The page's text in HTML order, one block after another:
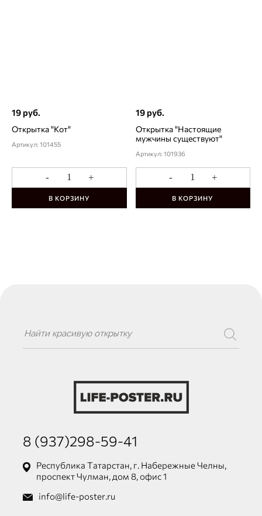
19 руб.
Открытка "Кот"
Артикул: 101455
- +
В КОРЗИНУ
19 руб.
Открытка "Настоящие
мужчины существуют"
Артикул: 101936
- +
В КОРЗИНУ
8 (937)298-59-41
Республика Татарстан, г. Набережные Челны,
проспект Чулман, дом 8, офис 1
info@life-poster.ru